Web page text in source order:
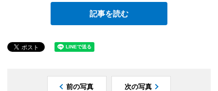
記事を読む
前の写真 次の写真